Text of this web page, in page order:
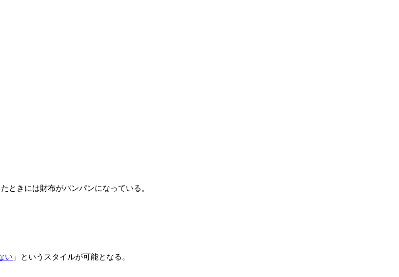
ときには財布がパンパンになっている。
い 」というスタイルが可能となる。